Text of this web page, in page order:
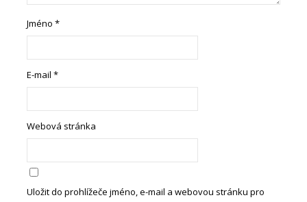
Jméno*
E-mail*
Webová stránka
Uložit do prohlížeče jméno, e-mail a webovou stránku pro